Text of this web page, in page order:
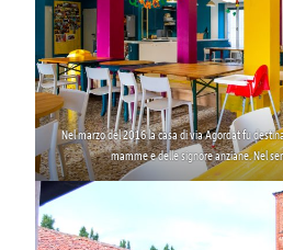
Nel marzo del 2016 la casa divia Agordatfu
mamme e delle signore anziane. Nel